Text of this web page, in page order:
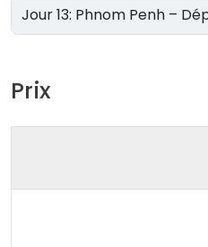
Jour 13: Phnom Penh –
Prix